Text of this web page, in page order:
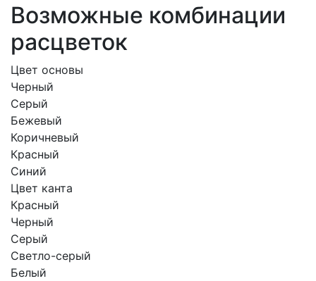
Возможные комбинации
расцветок
Цвет основы
Черный
Серый
Бежевый
Коричневый
Красный
Синий
Цвет канта
Красный
Черный
Серый
Светло-серый
Белый